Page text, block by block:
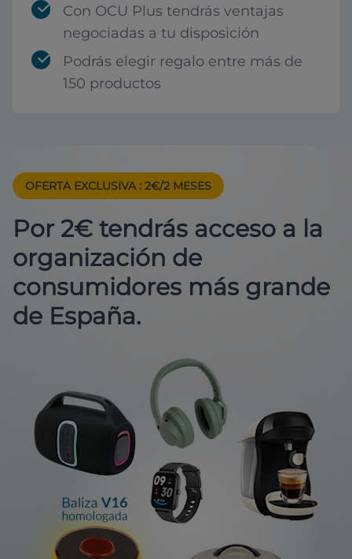
Con OCU Plus tendrás ventajas
negociadas a tu disposición
Podrás elegir regalo entre más de
150 productos
OFERTA EXCLUSIVA : 2€/2 MESES
Por 2€ tendrás acceso a la
organización de
consumidores más grande
de España.